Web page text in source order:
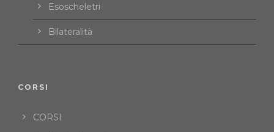
Esoscheletri
Bilateralità
CORSI
CORSI